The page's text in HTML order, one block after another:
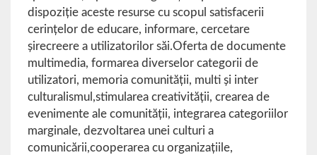
dispoziţie aceste resurse cu scopul satisfacerii
cerinţelor de educare, informare, cercetare
şirecreere a utilizatorilor săi.Oferta de documente
multimedia, formarea diverselor categorii de
utilizatori, memoria comunităţii, multi şi inter
culturalismul,stimularea creativităţii, crearea de
evenimente ale comunităţii, integrarea categoriilor
marginale, dezvoltarea unei culturi a
comunicării,cooperarea cu organizaţiile,